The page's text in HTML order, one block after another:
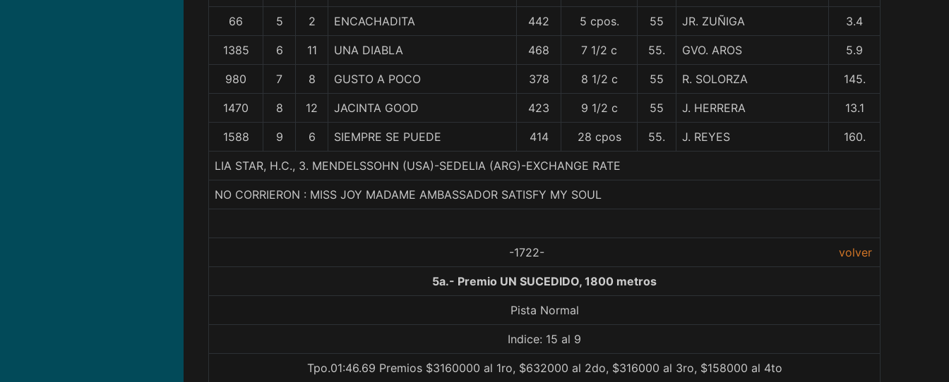
66 5 2 ENCACHADITA 442 5 cpos. 55 JR. ZUÑIGA 3.4
1385 6 11 UNA DIABLA 468 7 1/2 c 55. GVO. AROS 5.9
980 7 8 GUSTO A POCO 378 8 1/2 c 55 R. SOLORZA 145.
1470 8 12 JACINTA GOOD 423 9 1/2 c 55 J. HERRERA 13.1
1588 9 6 SIEMPRE SE PUEDE 414 28 cpos 55. J. REYES 160.
LIA STAR, H.C., 3. MENDELSSOHN (USA)-SEDELIA (ARG)-EXCHANGE RATE
NO CORRIERON : MISS JOY MADAME AMBASSADOR SATISFY MY SOUL
-1722- volver
5a.- Premio UN SUCEDIDO, 1800 metros
Pista Normal
Indice: 15 al 9
Tpo.01:46.69 Premios $3160000 al 1ro, $632000 al 2do, $316000 al 3ro, $158000 al 4to